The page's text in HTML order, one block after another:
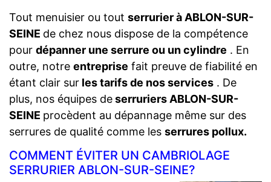
Tout menuisier ou tout serrurier à ABLON-SUR-
SEINE de chez nous dispose de la compétence
pour dépanner une serrure ou un cylindre . En
outre, notre entreprise fait preuve de fiabilité en
étant clair sur les tarifs de nos services . De
plus, nos équipes deserruriers ABLON-SUR-
SEINE procèdent au dépannage même sur des
serrures de qualité comme les serrures pollux.
COMMENT ÉVITER UN CAMBRIOLAGE
SERRURIER ABLON-SUR-SEINE?